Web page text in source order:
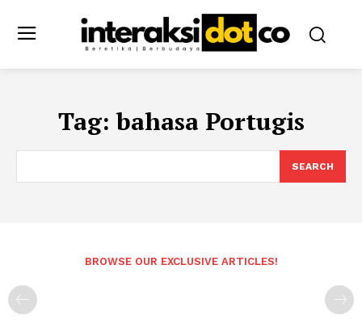
Tag:bahasa Portugis
SEARCH
BROWSE OUR EXCLUSIVE ARTICLES!